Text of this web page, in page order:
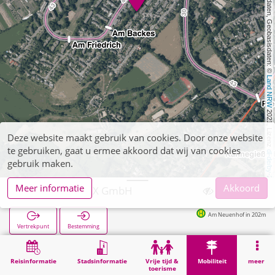
, Kartendaten, Geobasisdaten: ©
Land NRW
2021, Lizenz
dl-de/by-2-0
Reisinformatie Stadsinformatie
Vrije tijd &
toerisme
Mobiliteit meer
Aachen, SELTIX GmbH
Vertrekpunt Bestemming
Am Neuenhof in 202m
Mobiliteit Verkoop van tickets Aachen, SELTIX GmbH
Deze website maakt gebruik van cookies. Door onze website
te gebruiken, gaat u ermee akkoord dat wij van cookies
gebruik maken.
Meer informatie
Akkoord